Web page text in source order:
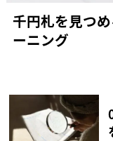
千円札を見つ
ーニング